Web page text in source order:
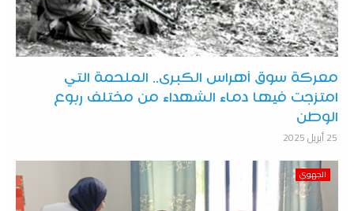
معركة سوق أهراس الكبرى.. الملحمة التي
امتزجت فيها دماء الشهداء من مختلف ربوع
الوطن
25 أبريل 2025
الجهوي